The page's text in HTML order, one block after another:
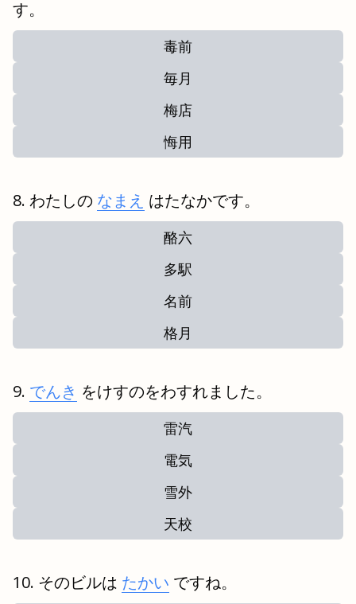
す。
毒前
毎月
梅店
悔用
わたしの なまえ はたなかです。
酪六
多駅
名前
格月
でんき をけすのをわすれました。
雷汽
電気
雪外
天校
そのビルは たかい ですね。